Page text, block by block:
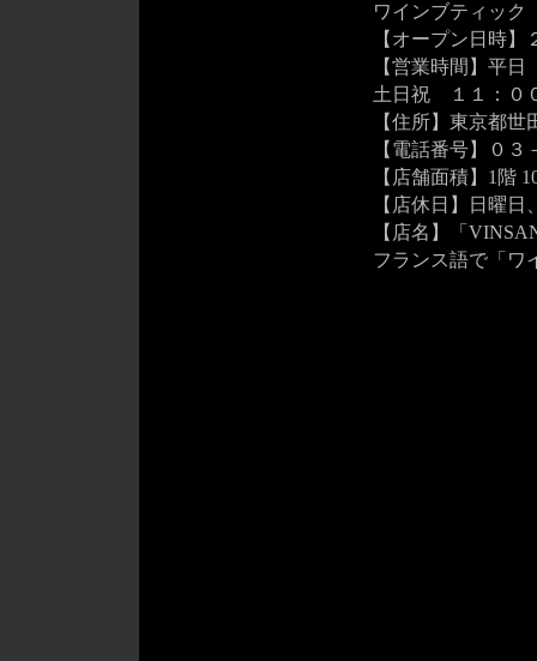
ワインブティッ
【オープン日時
【営業時間】平
土日祝 １１：０
【住所】東京都
【電話番号】０
【店舗面積】1階
【店休日】日曜
【店名】「
フランス語で「ワ